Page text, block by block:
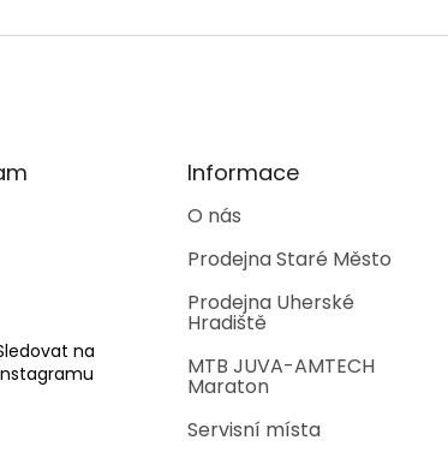
na
Informace
O nás
Prodejna Staré Město
Prodejna Uherské
Hradiště
MTB JUVA-AMTECH
Maraton
Servisní místa